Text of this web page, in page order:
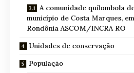
A comunidade quilombola
município de Costa Marques, em
Rondônia ASCOM/INCRA RO
Unidades de conservação
População